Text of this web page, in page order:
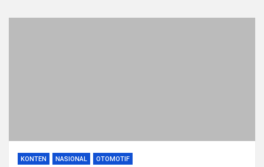
KONTEN NASIONAL OTOMOTIF